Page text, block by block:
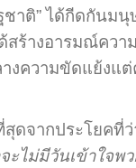
าติ” ได้กีดกันม
ร้างอารมณ์ควา
งความขัดแย้งแ
ดจากประโยคที่ว่
ะไม่มีวันเข้าใจพ